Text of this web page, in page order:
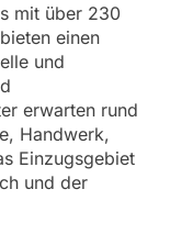
mit über 230
einen
und
erwarten rund
Handwerk,
Einzugsgebiet
und der